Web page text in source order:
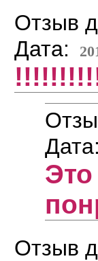
Отзыв
Дата:
Отзыв